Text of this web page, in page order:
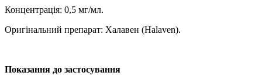
Концентрація: 0,5 мг/мл.
Оригінальний препарат: Халавен (Halaven).
Показання до застосування